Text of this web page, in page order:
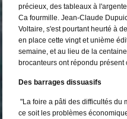
précieux, des tableaux à
Ca fourmille. Jean-Claude
Voltaire, s'est pourtant heurté à
en place cette vingt et unième
semaine, et au lieu de la
brocanteurs ont répondu présent
Des barrages dissuasifs
"La foire a pâti des difficultés du
ce soit les problèmes